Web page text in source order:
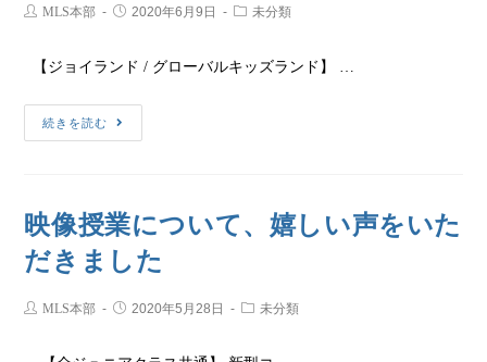
MLS本部 2020年6月9日 未分類
【ジョイランド / グローバルキッズランド】 …
続きを読む
映像授業について、嬉しい声をいた
だきました
MLS本部 2020年5月28日 未分類